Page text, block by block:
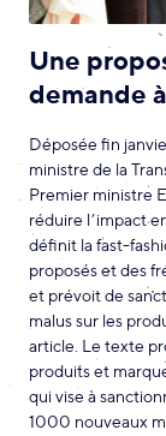
Une
demande
Déposée fin
ministre de la
Premier ministre
réduire l’impact
définit la fast-
proposés et des
et prévoit de
malus sur les
article. Le texte
produits et
qui vise à
1000 nouveaux